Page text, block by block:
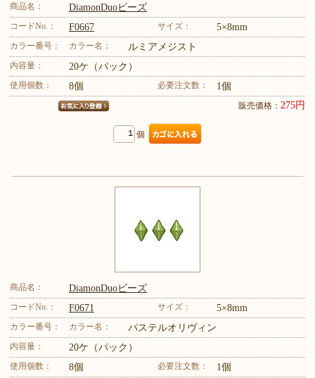
商品名： DiamonDuoビーズ
コードNo.： F0667 サイズ： 5×8mm
カラー番号： カラー名： ルミアメジスト
内容量： 20ケ（パック）
使用個数： 8個 必要注文数： 1個
販売価格： 275円
個
商品名： DiamonDuoビーズ
コードNo.： F0671 サイズ： 5×8mm
カラー番号： カラー名： パステルオリヴィン
内容量： 20ケ（パック）
使用個数： 8個 必要注文数： 1個